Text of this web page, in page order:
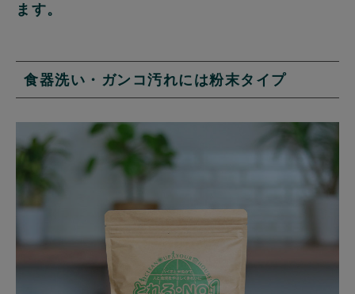
ます。
食器洗い・ガンコ汚れには粉末タイプ